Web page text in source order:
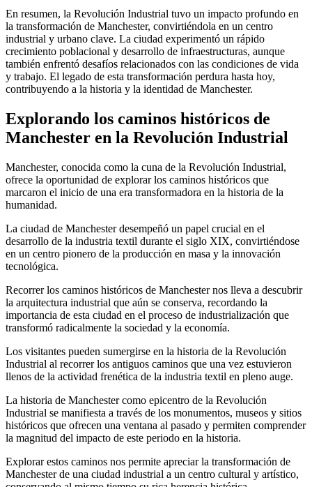
En resumen, la Revolución Industrial tuvo un impacto profundo en
la transformación de Manchester, convirtiéndola en un centro
industrial y urbano clave. La ciudad experimentó un rápido
crecimiento poblacional y desarrollo de infraestructuras, aunque
también enfrentó desafíos relacionados con las condiciones de vida
y trabajo. El legado de esta transformación perdura hasta hoy,
contribuyendo a la historia y la identidad de Manchester.
Explorando los caminos históricos de
Manchester en la Revolución Industrial
Manchester, conocida como la cuna de la Revolución Industrial,
ofrece la oportunidad de explorar los caminos históricos que
marcaron el inicio de una era transformadora en la historia de la
humanidad.
La ciudad de Manchester desempeñó un papel crucial en el
desarrollo de la industria textil durante el siglo XIX, convirtiéndose
en un centro pionero de la producción en masa y la innovación
tecnológica.
Recorrer los caminos históricos de Manchester nos lleva a descubrir
la arquitectura industrial que aún se conserva, recordando la
importancia de esta ciudad en el proceso de industrialización que
transformó radicalmente la sociedad y la economía.
Los visitantes pueden sumergirse en la historia de la Revolución
Industrial al recorrer los antiguos caminos que una vez estuvieron
llenos de la actividad frenética de la industria textil en pleno auge.
La historia de Manchester como epicentro de la Revolución
Industrial se manifiesta a través de los monumentos, museos y sitios
históricos que ofrecen una ventana al pasado y permiten comprender
la magnitud del impacto de este periodo en la historia.
Explorar estos caminos nos permite apreciar la transformación de
Manchester de una ciudad industrial a un centro cultural y artístico,